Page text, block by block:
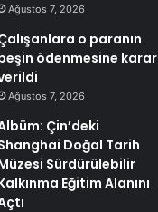
Ağustos 7, 2026
o paranın
ödenmesine karar
Ağustos 7, 2026
Çin’deki
Doğal Tarih
Sürdürülebilir
Eğitim Alanını